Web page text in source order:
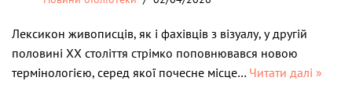
Лексикон живописців, як і фахівців з візуалу, у другій
половині ХХ століття стрімко поповнювався новою
термінологією, серед якої почесне місце… Читати далі »